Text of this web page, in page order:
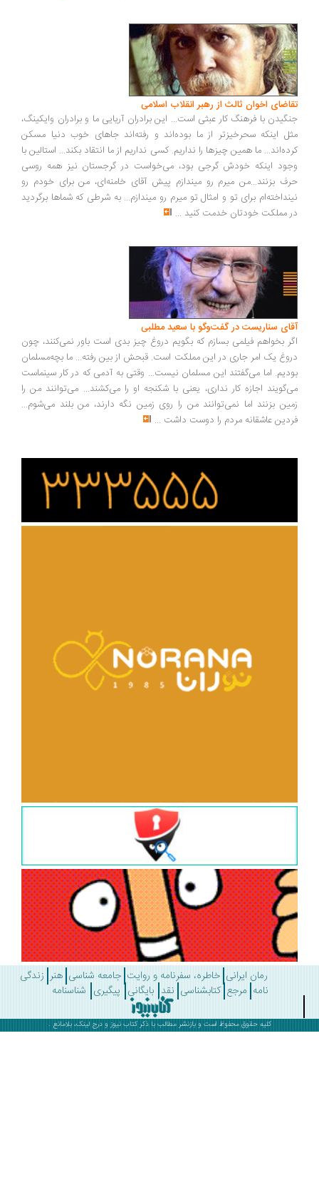
اخوان ثالث از رهبر انقلاب اسلامی
با فرهنگ کار عبثی است... این برادران آریایی ما و برادران وایکینگ،
اینکه سحرخیزتر از ما بوده‌اند و رفته‌اند جاهای خوب دنیا مسکن
ما همین چیزها را نداریم. کسی نداریم از ما انتقاد بکند... استالین با
اینکه خودش گرجی بود، می‌خواست در گرجستان نیز همه روسی
بزنند...من میرم رو میندازم پیش آقای خامنه‌ای، من برای خودم رو
برای تو و امثال تو میرم رو میندازم... به شرطی که شماها برگردید
مملکت خودتان خدمت کنید...
سناریست در گفت‌وگو با سعید مطلبی
بخواهم فیلمی بسازم که بگویم دروغ چیز بدی است باور نمی‌کنند، چون
یک امر جاری در این مملکت است. قبحش از بین رفته... ما بچه‌مسلمان
اما می‌گفتند این مسلمان نیست... وقتی به آدمی که در کار سینماست
اجازه کار نداری، یعنی با شکنجه او را می‌کشند... می‌توانند من را
بزنند اما نمی‌توانند من را روی زمین نگه دارند، من بلند می‌شوم...
عاشقانه مردم را دوست داشت ...
رمان ایرانی خاطره، سفرنامه و روایت جامعه شناسی هنر زندگی
مرجع کتابشناسی نقد بایگانی پیگیری شناسنامه
کلیه حقوق محفوظ است و بازنشر مطالب با ذکرکتاب نیوز و درج لینک، بلامانع .